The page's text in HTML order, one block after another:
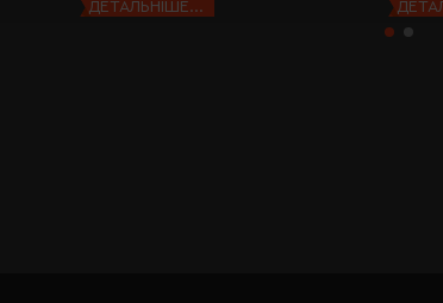
ДЕТАЛЬНІШЕ...